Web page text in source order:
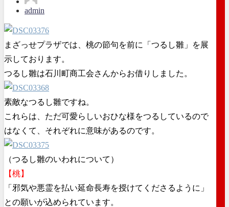
admin
まざっせプラザでは、桃の節句を前に「つるし雛」を展
示しております。
つるし雛は石川町商工会さんからお借りしました。
素敵なつるし雛ですね。
これらは、ただ可愛らしいおひな様をつるしているので
はなくて、それぞれに意味があるのです。
（つるし雛のいわれについて）
【桃】
「邪気や悪霊を払い延命長寿を授けてくださるように」
との願いが込められています。